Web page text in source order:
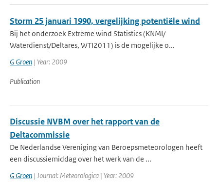
Storm 25 januari 1990, vergelijking potentiële wind
Bij het onderzoek Extreme wind Statistics (KNMI/
Waterdienst/Deltares, WTI2011) is de mogelijke o...
G Groen | Year: 2009
Publication
Discussie NVBM over het rapport van de
Deltacommissie
De Nederlandse Vereniging van Beroepsmeteorologen heeft
een discussiemiddag over het werk van de ...
G Groen | Journal: Meteorologica | Year: 2009